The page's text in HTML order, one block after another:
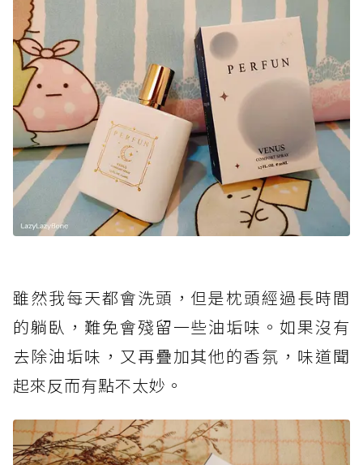
雖然我每天都會洗頭，但是枕頭經過長時間
的躺臥，難免會殘留一些油垢味。如果沒有
去除油垢味，又再疊加其他的香氛，味道聞
起來反而有點不太妙。